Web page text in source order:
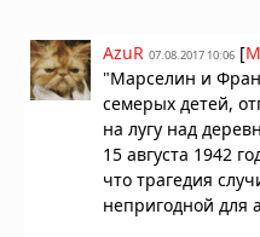
AzuR 07.08.2017 10:06 [
"Марселин и
семерых детей,
на лугу над
15 августа 1942
что трагедия
непригодной для